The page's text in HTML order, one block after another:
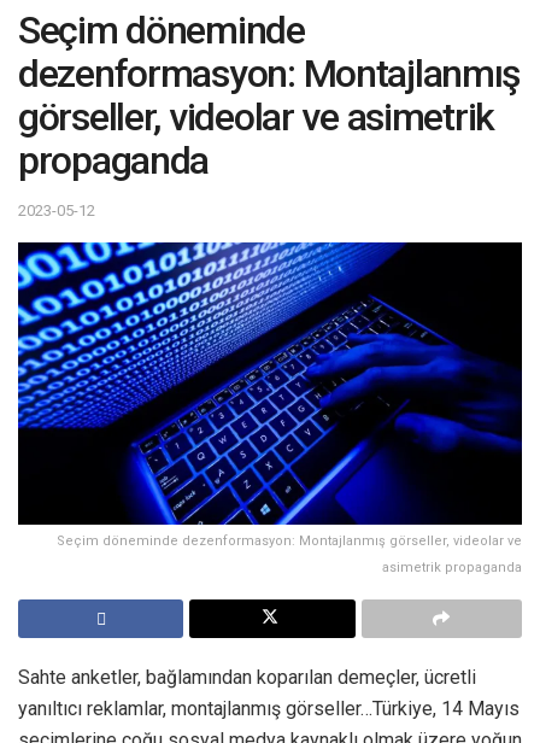
Seçim döneminde
dezenformasyon: Montajlanmış
görseller, videolar ve asimetrik
propaganda
2023-05-12
Seçim döneminde dezenformasyon: Montajlanmış görseller, videolar ve
asimetrik propaganda
Sahte anketler, bağlamından koparılan demeçler, ücretli
yanıltıcı reklamlar, montajlanmış görseller…Türkiye, 14 Mayıs